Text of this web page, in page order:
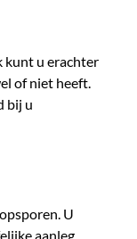
kunt u erachter
of niet heeft.
bij u
U
aanleg